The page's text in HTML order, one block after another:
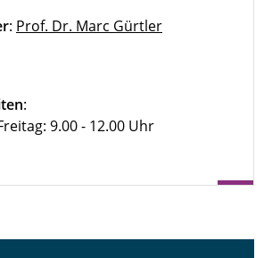
: Prof. Dr. Marc Gürtler
:
9.00 - 12.00 Uhr